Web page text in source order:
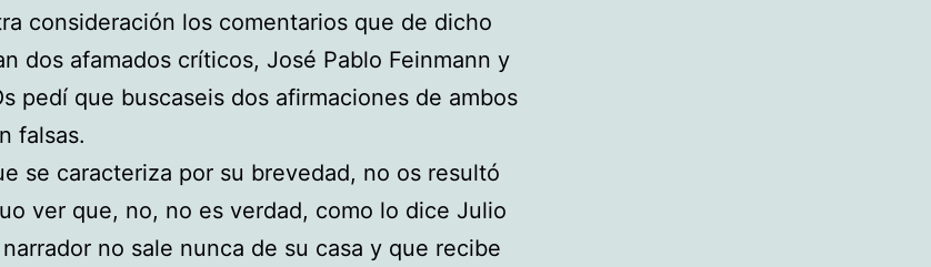
consideración los comentarios que de dicho
dos afamados críticos, José Pablo Feinmann y
pedí que buscaseis dos afirmaciones de ambos
falsas.
se caracteriza por su brevedad, no os resultó
ver que, no, no es verdad, como lo dice Julio
no sale nunca de su casa y que recibe